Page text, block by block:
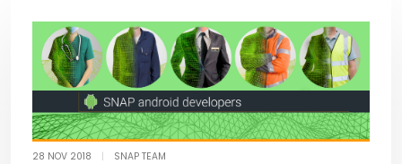
28 NOV 2018 | SNAP TEAM